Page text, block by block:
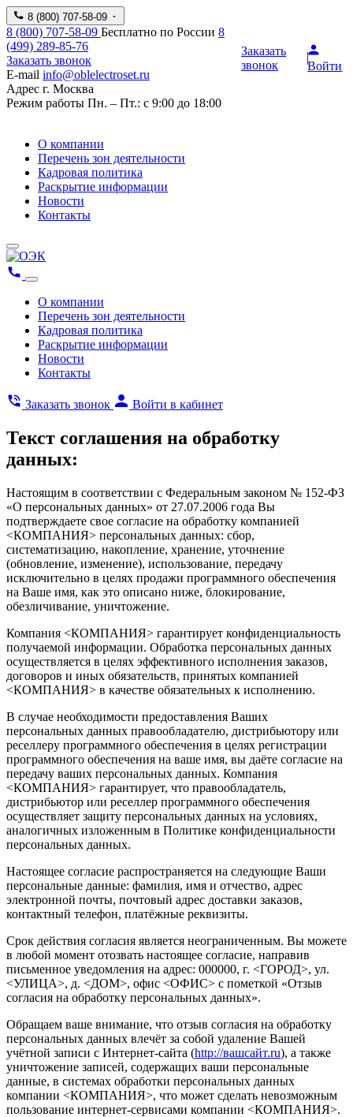
8 (800) 707-58-09
8 (800) 707-58-09 Бесплатно по России 8
(499) 289-85-76
Заказать звонок
E-mail info@oblelectroset.ru
Адрес г. Москва
Режим работы Пн. – Пт.: с 9:00 до 18:00
Заказать
звонок
Войти
О компании
Перечень зон деятельности
Кадровая политика
Раскрытие информации
Новости
Контакты
О компании
Перечень зон деятельности
Кадровая политика
Раскрытие информации
Новости
Контакты
Заказать звонок Войти в кабинет
Текст соглашения на обработку
данных:
Настоящим в соответствии с Федеральным законом № 152-ФЗ
«О персональных данных» от 27.07.2006 года Вы
подтверждаете свое согласие на обработку компанией
<КОМПАНИЯ> персональных данных: сбор,
систематизацию, накопление, хранение, уточнение
(обновление, изменение), использование, передачу
исключительно в целях продажи программного обеспечения
на Ваше имя, как это описано ниже, блокирование,
обезличивание, уничтожение.
Компания <КОМПАНИЯ> гарантирует конфиденциальность
получаемой информации. Обработка персональных данных
осуществляется в целях эффективного исполнения заказов,
договоров и иных обязательств, принятых компанией
<КОМПАНИЯ> в качестве обязательных к исполнению.
В случае необходимости предоставления Ваших
персональных данных правообладателю, дистрибьютору или
реселлеру программного обеспечения в целях регистрации
программного обеспечения на ваше имя, вы даёте согласие на
передачу ваших персональных данных. Компания
<КОМПАНИЯ> гарантирует, что правообладатель,
дистрибьютор или реселлер программного обеспечения
осуществляет защиту персональных данных на условиях,
аналогичных изложенным в Политике конфиденциальности
персональных данных.
Настоящее согласие распространяется на следующие Ваши
персональные данные: фамилия, имя и отчество, адрес
электронной почты, почтовый адрес доставки заказов,
контактный телефон, платёжные реквизиты.
Срок действия согласия является неограниченным. Вы можете
в любой момент отозвать настоящее согласие, направив
письменное уведомления на адрес: 000000, г. <ГОРОД>, ул.
<УЛИЦА>, д. <ДОМ>, офис <ОФИС> с пометкой «Отзыв
согласия на обработку персональных данных».
Обращаем ваше внимание, что отзыв согласия на обработку
персональных данных влечёт за собой удаление Вашей
учётной записи с Интернет-сайта (http://вашсайт.ru), а также
уничтожение записей, содержащих ваши персональные
данные, в системах обработки персональных данных
компании <КОМПАНИЯ>, что может сделать невозможным
пользование интернет-сервисами компании <КОМПАНИЯ>.